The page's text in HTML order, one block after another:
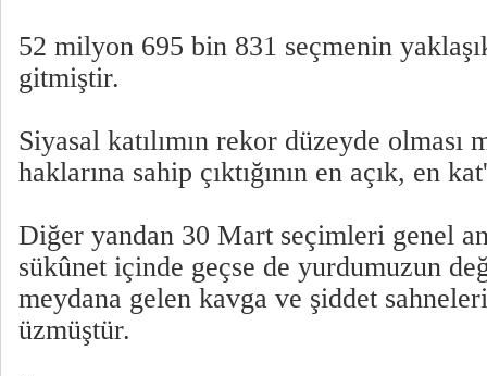
52 milyon 695 bin 831 seçmenin
gitmiştir.
Siyasal katılımın rekor düzeyde
haklarına sahip çıktığının en açık, en
Diğer yandan 30 Mart seçimleri genel
sükûnet içinde geçse de yurdumuzun
meydana gelen kavga ve şiddet
üzmüştür.